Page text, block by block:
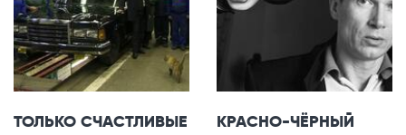
ТОЛЬКО СЧАСТЛИВЫЕ
КРАСНО-ЧЁРНЫЙ